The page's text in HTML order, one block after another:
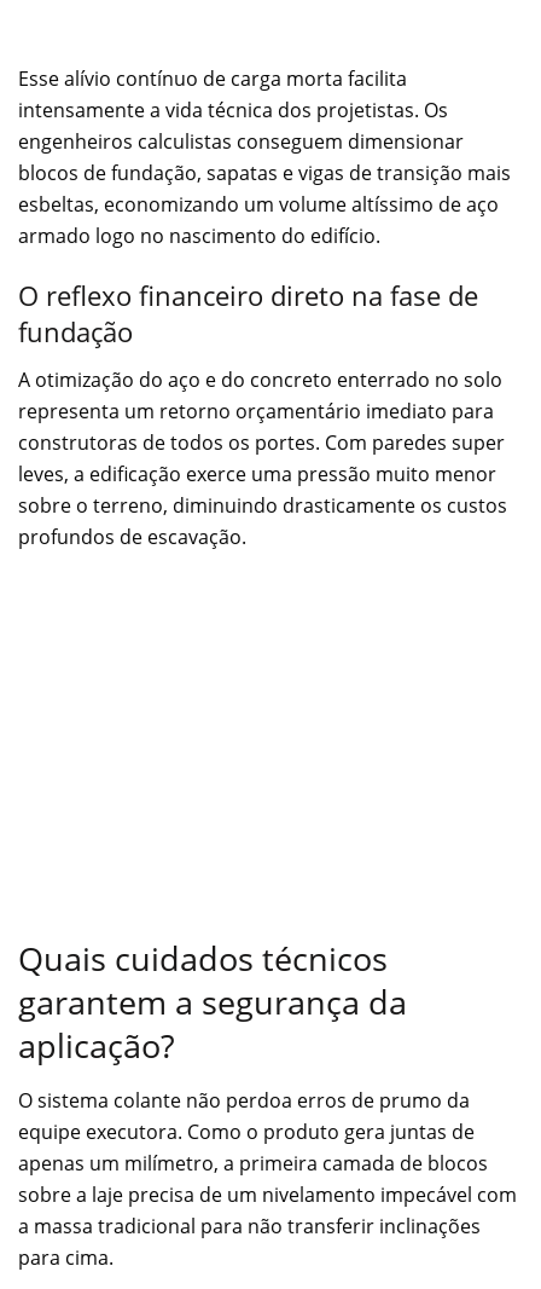
Esse alívio contínuo de carga morta facilita
intensamente a vida técnica dos projetistas. Os
engenheiros calculistas conseguem dimensionar
blocos de fundação, sapatas e vigas de transição mais
esbeltas, economizando um volume altíssimo de aço
armado logo no nascimento do edifício.
O reflexo financeiro direto na fase de
fundação
A otimização do aço e do concreto enterrado no solo
representa um retorno orçamentário imediato para
construtoras de todos os portes. Com paredes super
leves, a edificação exerce uma pressão muito menor
sobre o terreno, diminuindo drasticamente os custos
profundos de escavação.
Quais cuidados técnicos
garantem a segurança da
aplicação?
O sistema colante não perdoa erros de prumo da
equipe executora. Como o produto gera juntas de
apenas um milímetro, a primeira camada de blocos
sobre a laje precisa de um nivelamento impecável com
a massa tradicional para não transferir inclinações
para cima.